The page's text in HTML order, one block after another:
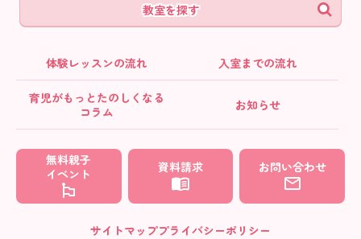
教室を探す
体験レッスンの流れ 入室までの流れ
育児がもっとたのしくなる
コラム
お知らせ
無料親子
イベント
資料請求 お問い合わせ
サイトマッププライバシーポリシー